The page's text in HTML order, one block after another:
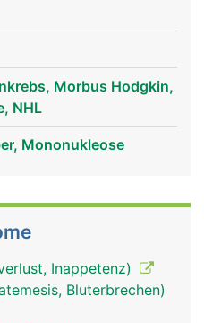
Morbus Hodgkin,
NHL
Mononukleose
Inappetenz)
Bluterbrechen)